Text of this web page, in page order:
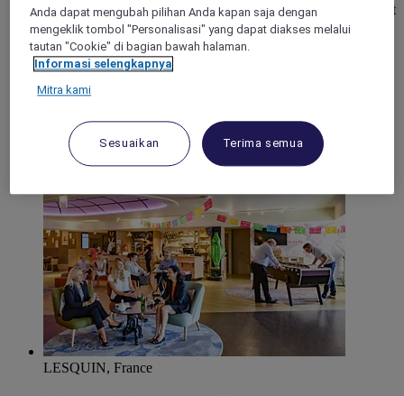
Welcome to the Mercure Arras Centre Gare Hotel, in the heart
of the city, near the historic squares and close to Arras TGV
train station. For a business or leisure stay, enjoy comfortable
bedrooms, areas for work and relaxation, direct access to the
underground parking garage, a fitness center and Le 58
restaurant. A friendly bar, play areas and a generous buffet
4,8/5Rated 4,8 of 5
LESQUIN, France
Anda dapat mengubah pilihan Anda kapan saja dengan
mengeklik tombol "Personalisasi" yang dapat diakses melalui
tautan "Cookie" di bagian bawah halaman.
Informasi selengkapnya
Mitra kami
Sesuaikan Terima semua